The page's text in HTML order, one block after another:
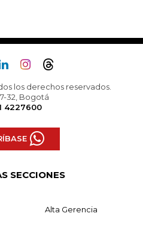
los derechos reservados.
32, Bogotá
4227600
SECCIONES
Alta Gerencia